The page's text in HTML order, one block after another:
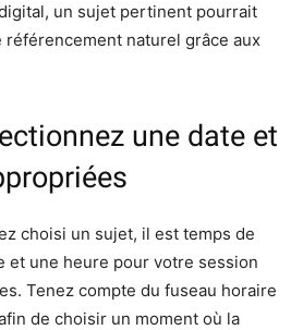
un sujet pertinent pourrait
référencement naturel grâce aux
une date et
choisi un sujet, il est temps de
et une heure pour votre session
Tenez compte du fuseau horaire
de choisir un moment où la